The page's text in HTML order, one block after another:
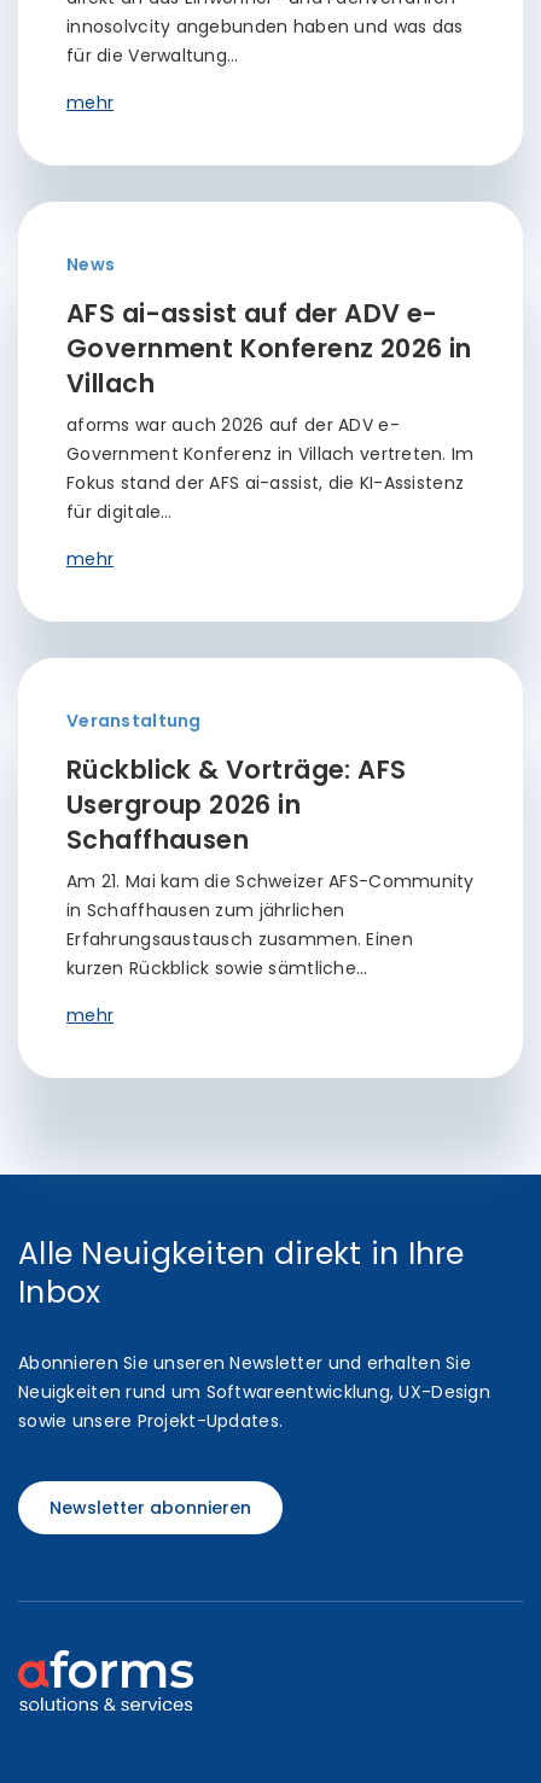
innosolvcity angebunden haben und was das
für die Verwaltung…
mehr
News
AFS ai-assist auf der ADV e-
Government Konferenz 2026 in
Villach
aforms war auch 2026 auf der ADV e-
Government Konferenz in Villach vertreten. Im
Fokus stand der AFS ai-assist, die KI-Assistenz
für digitale…
mehr
Veranstaltung
Rückblick & Vorträge: AFS
Usergroup 2026 in
Schaffhausen
Am 21. Mai kam die Schweizer AFS-Community
in Schaffhausen zum jährlichen
Erfahrungsaustausch zusammen. Einen
kurzen Rückblick sowie sämtliche…
mehr
Alle Neuigkeiten direkt in Ihre
Inbox
Abonnieren Sie unseren Newsletter und erhalten Sie
Neuigkeiten rund um Softwareentwicklung, UX-Design
sowie unsere Projekt-Updates.
Newsletter abonnieren